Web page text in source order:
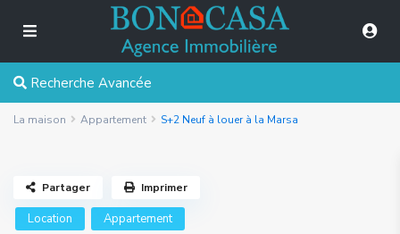
Recherche Avancée
La maison Appartement S+2 Neuf à louer à la Marsa
Location Appartement
Partager Imprimer